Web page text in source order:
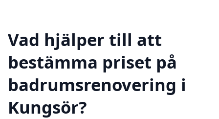
Vad hjälper till att
bestämma priset på
badrumsrenovering i
Kungsör?